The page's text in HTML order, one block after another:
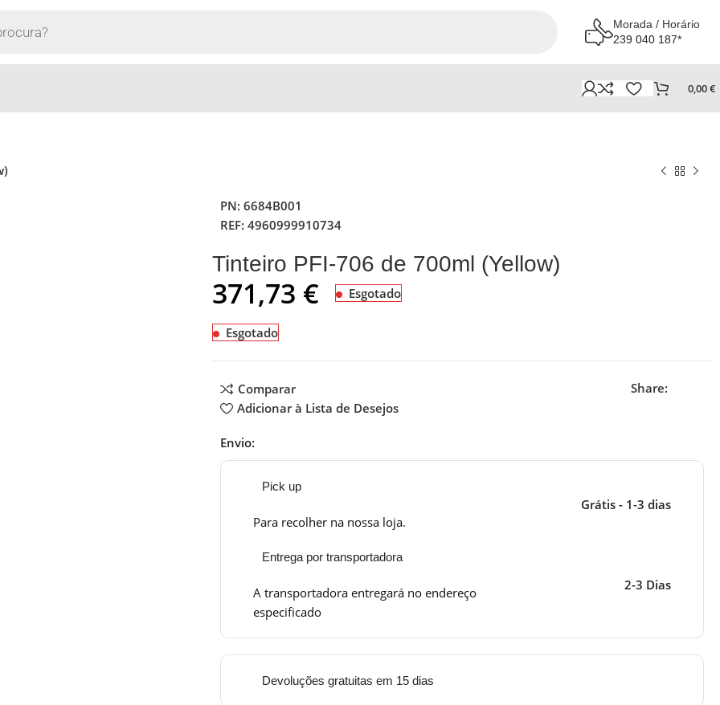
Morada / Horário
239 040 187*
0,00€
PN: 6684B001
REF: 4960999910734
Tinteiro PFI-706 de 700ml (Yellow)
371,73 € Esgotado
Esgotado
Comparar
Adicionar à Lista de Desejos
Share:
Envio:
Pick up
Para recolher na nossa loja.
Grátis - 1-3 dias
Entrega por transportadora
A transportadora entregará no endereço
especificado
2-3 Dias
Devoluções gratuitas em 15 dias